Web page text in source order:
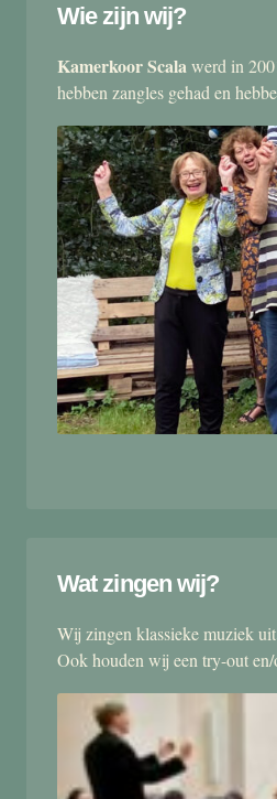
Wie zijn wij?
Kamerkoor Scalawerd in
hebben zangles gehad en
Wat zingen wij?
Wij zingen klassieke muziek
Ook houden wij een try-out